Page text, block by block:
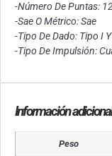
-Número De Puntas:
-Sae O Métrico: Sae
-Tipo De Dado: Tipo I
-Tipo De Impulsión:
Información adicional
Peso